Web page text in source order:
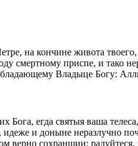
на кончине живота
смертному приспе, и тако
Владыце Богу:
Бога, егда святыя ваша
и доныне неразлучно
верно сохраншии;